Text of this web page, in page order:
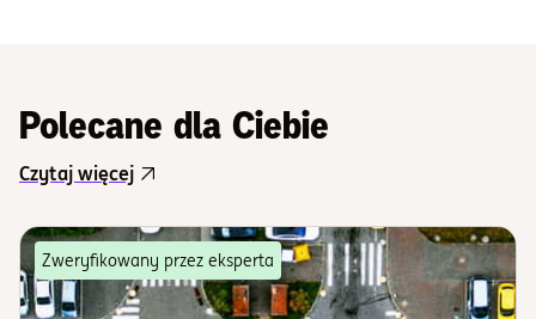
Polecane dla Ciebie
Czytaj więcej
Zweryfikowany przez eksperta